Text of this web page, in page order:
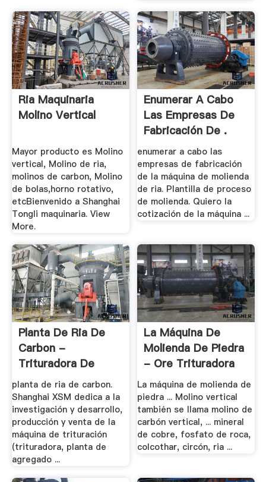
Ria Maquinaria
Molino Vertical
Mayor producto es Molino
vertical, Molino de ria,
molinos de carbon, Molino
de bolas,horno rotativo,
etcBienvenido a Shanghai
Tongli maquinaria. View
More.
Enumerar A Cabo
Las Empresas De
Fabricación De .
enumerar a cabo las
empresas de fabricación
de la máquina de molienda
de ria. Plantilla de proceso
de molienda. Quiero la
cotización de la máquina ...
Planta De Ria De
Carbon -
Trituradora De
Cono
planta de ria de carbon.
Shanghai XSM dedica a la
investigación y desarrollo,
producción y venta de la
máquina de trituración
(trituradora, planta de
agregado ...
La Máquina De
Molienda De Piedra
- Ore Trituradora
La máquina de molienda de
piedra ... Molino vertical
también se llama molino de
carbón vertical, ... mineral
de cobre, fosfato de roca,
colcothar, circón, ria ...